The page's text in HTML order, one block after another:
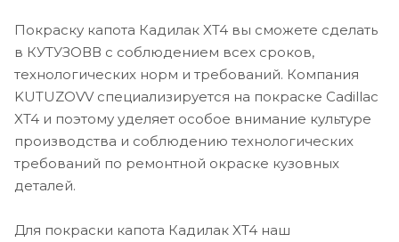
Покраску капота Кадилак XT4 вы сможете сделать
в КУТУЗОВВ с соблюдением всех сроков,
технологических норм и требований. Компания
KUTUZOVV специализируется на покраске Cadillac
XT4 и поэтому уделяет особое внимание культуре
производства и соблюдению технологических
требований по ремонтной окраске кузовных
деталей.
Для покраски капота Кадилак XT4 наш